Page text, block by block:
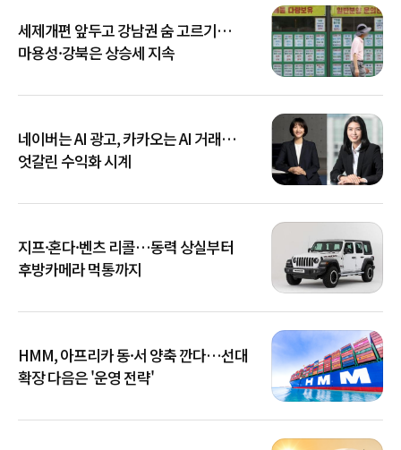
세제개편 앞두고 강남권 숨 고르기…
마용성·강북은 상승세 지속
네이버는 AI 광고, 카카오는 AI 거래…
엇갈린 수익화 시계
지프·혼다·벤츠 리콜…동력 상실부터
후방카메라 먹통까지
HMM, 아프리카 동·서 양축 깐다…선대
확장 다음은 '운영 전략'